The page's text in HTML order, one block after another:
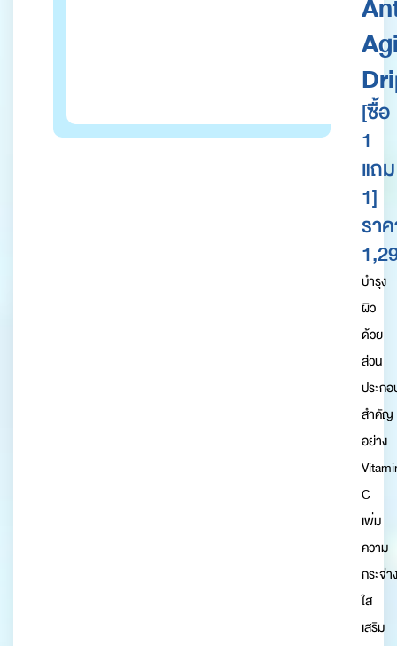
[ซื้อ
1
แถม
1]
รา
บำรุง
ผิว
ด้วย
ส่วน
ประก
สำคัญ
อย่าง
C
เพิ่ม
ความ
กระจ่าง
ใส
เสริม